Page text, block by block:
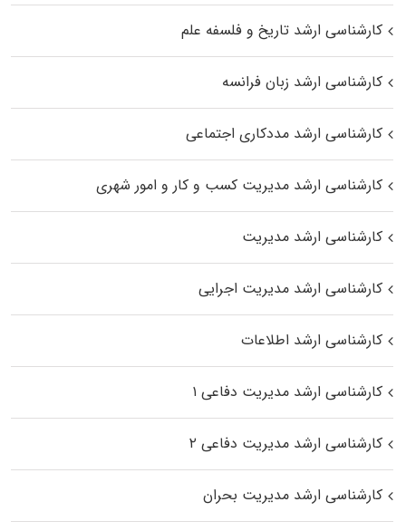
کارشناسی ارشد تاریخ و فلسفه علم
کارشناسی ارشد زبان فرانسه
کارشناسی ارشد مددکاری اجتماعی
کارشناسی ارشد مدیریت کسب و کار و امور شهری
کارشناسی ارشد مدیریت
کارشناسی ارشد مدیریت اجرایی
کارشناسی ارشد اطلاعات
کارشناسی ارشد مدیریت دفاعی ۱
کارشناسی ارشد مدیریت دفاعی ۲
کارشناسی ارشد مدیریت بحران